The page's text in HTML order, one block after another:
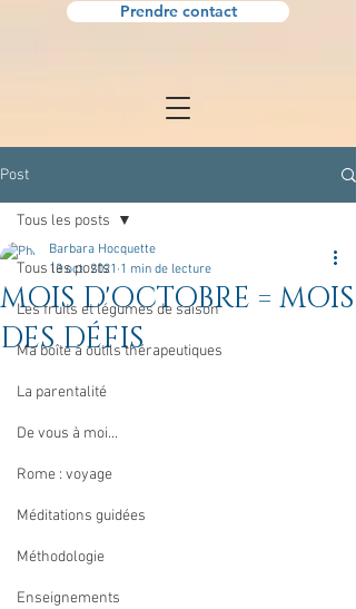
Prendre contact
Post
Tous les posts
Les fruits et légumes de saison
Ma boîte à outils thérapeutiques
La parentalité
De vous à moi...
Rome : voyage
Méditations guidées
Méthodologie
Enseignements
Tous les posts
MOIS D'OCTOBRE = MOIS
DES DÉFIS
Barbara Hocquette
13 oct. 2021 1 min de lecture